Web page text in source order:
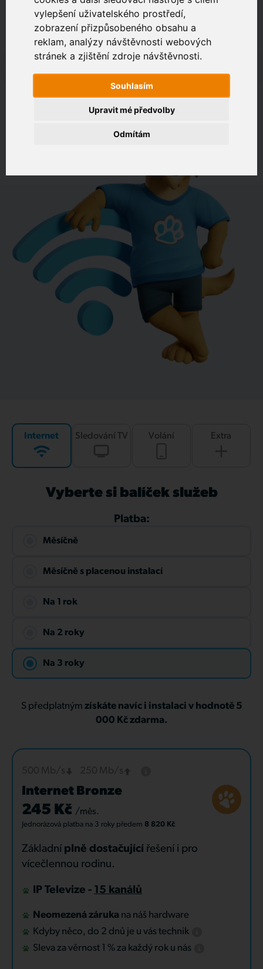
vylepšení uživatelského prostředí,
zobrazení přizpůsobeného obsahu a
reklam, analýzy návštěvnosti webových
stránek a zjištění zdroje návštěvnosti.
Souhlasím
Odmítám
Upravit mé předvolby
Zákaznický portál
Jak rychlé je připojení na vaší adrese?
Internet Sledování TV Volání Extra
Vyberte si balíček služeb
Platba:
Měsíčně
Měsíčně s placenou instalací
Na 1 rok
Na 2 roky
Na 3 roky
S předplatným získáte navíc i instalaci v hodnotě 5
000 Kč zdarma.
Internet Bronze
245 Kč /měs.
Jednorázová platba na 3 roky předem 8 820 Kč
Základní plně dostačující řešení i pro
vícečlennou rodinu.
IP Televize - 15 kanálů
Neomezená záruka na náš hardware
Kdyby něco, do 2 dnů je u vás technik
Sleva za věrnost 1 % za každý rok u nás